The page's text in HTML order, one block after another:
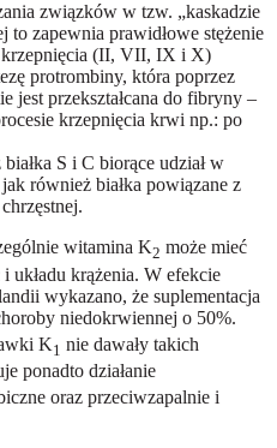
związków w tzw. „kaskadzie
zapewnia prawidłowe stężenie
(II, VII, IX i X)
protrombiny, która poprzez
jest przekształcana do fibryny –
krzepnięcia krwi np.: po
S i C biorące udział w
również białka powiązane z
witamina K2 może mieć
układu krążenia. W efekcie
wykazano, że suplementacja
niedokrwiennej o 50%.
K1 nie dawały takich
ponadto działanie
oraz przeciwzapalnie i